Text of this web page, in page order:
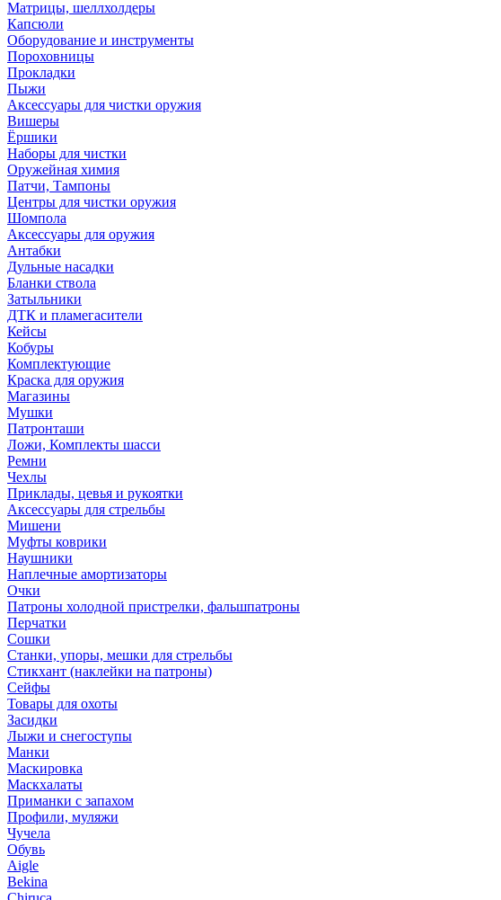
Матрицы, шеллхолдеры
Капсюли
Оборудование и инструменты
Пороховницы
Прокладки
Пыжи
Аксессуары для чистки оружия
Вишеры
Ёршики
Наборы для чистки
Оружейная химия
Патчи, Тампоны
Центры для чистки оружия
Шомпола
Аксессуары для оружия
Антабки
Дульные насадки
Бланки ствола
Затыльники
ДТК и пламегасители
Кейсы
Кобуры
Комплектующие
Краска для оружия
Магазины
Мушки
Патронташи
Ложи, Комплекты шасси
Ремни
Чехлы
Приклады, цевья и рукоятки
Аксессуары для стрельбы
Мишени
Муфты коврики
Наушники
Наплечные амортизаторы
Очки
Патроны холодной пристрелки, фальшпатроны
Перчатки
Сошки
Станки, упоры, мешки для стрельбы
Стикхант (наклейки на патроны)
Сейфы
Товары для охоты
Засидки
Лыжи и снегоступы
Манки
Маскировка
Маскхалаты
Приманки с запахом
Профили, муляжи
Чучела
Обувь
Aigle
Bekina